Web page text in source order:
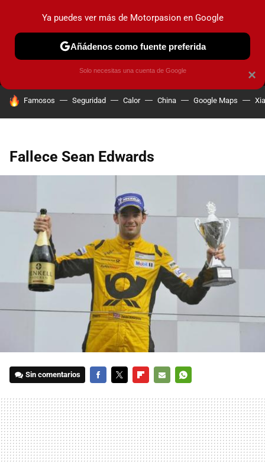
MENÚ NUEVO
COCHES ELÉCTRICOS OBSERVATORIO
HOY SE HABLA DE
Famosos Seguridad Calor China Google Maps
Fallece Sean Edwards
Sin comentarios
MAIL
×
Ya puedes ver más de Motorpasion en Google
Añádenos como fuente preferida
Solo necesitas una cuenta de Google